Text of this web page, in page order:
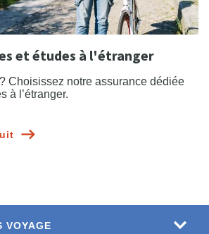
et études à l'étranger
Choisissez notre assurance dédiée
à l’étranger.
VOYAGE